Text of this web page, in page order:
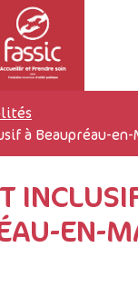
à Beaupréau-en-
EN-